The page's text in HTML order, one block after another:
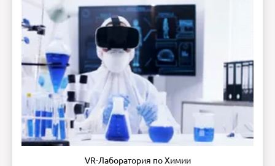
VR-Лаборатория по Химии